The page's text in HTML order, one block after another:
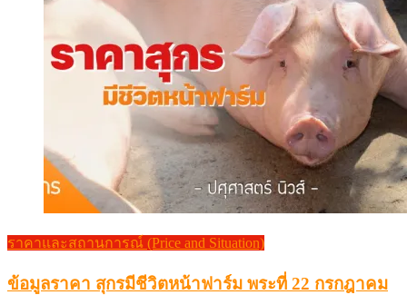
ราคาและสถานการณ์ (Price and Situation)
ข้อมูลราคา สุกรมีชีวิตหน้าฟาร์ม พระที่ 22 กรกฎาคม